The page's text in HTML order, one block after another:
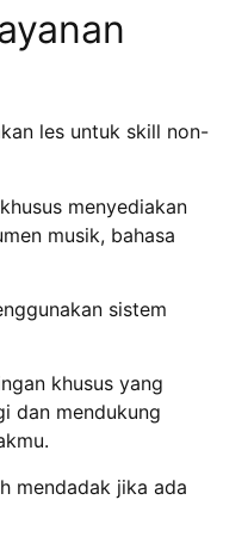
les untuk skill non-
menyediakan
musik, bahasa
sistem
khusus yang
dan mendukung
mendadak jika ada